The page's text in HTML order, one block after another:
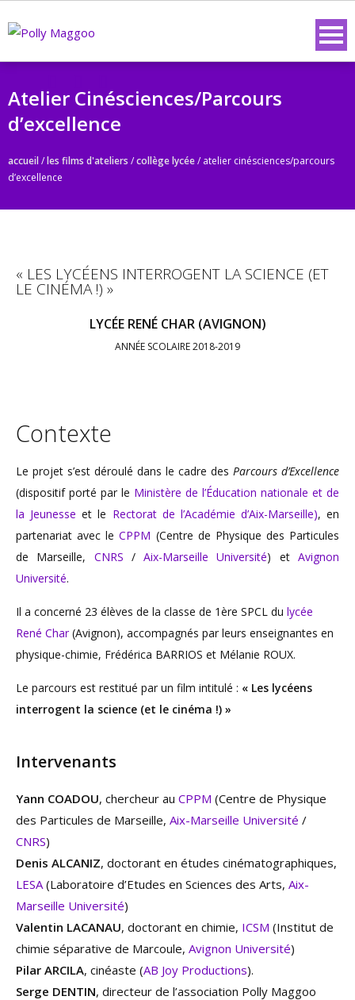
Atelier Cinésciences/Parcours
d’excellence
accueil/les films d'ateliers /collège lycée/atelier cinésciences/parcours
d’excellence
« LES LYCÉENS INTERROGENT LA SCIENCE (ET
LE CINÉMA !) »
LYCÉE RENÉ CHAR (AVIGNON)
ANNÉE SCOLAIRE 2018-2019
Contexte
Le projet s’est déroulé dans le cadre des Parcours d’Excellence
(dispositif porté par le Ministère de l’Éducation nationale et de
la Jeunesseet le Rectorat de l’Académie d’Aix-Marseille), en
partenariat avec leCPPM (Centre de Physique des Particules
de Marseille, CNRS /Aix-Marseille Université) etAvignon
Université.
Il a concerné 23 élèves de la classe de 1ère SPCL du lycée
René Char(Avignon), accompagnés par leurs enseignantes en
physique-chimie, Frédérica BARRIOS et Mélanie ROUX.
Le parcours est restitué par un film intitulé : « Les lycéens
interrogent la science (et le cinéma !) »
Intervenants
Yann COADOU, chercheur au CPPM (Centre de Physique
des Particules de Marseille, Aix-Marseille Université /
CNRS)
Denis ALCANIZ, doctorant en études cinématographiques,
LESA(Laboratoire d’Etudes en Sciences des Arts, Aix-
Marseille Université)
Valentin LACANAU, doctorant en chimie, ICSM (Institut de
chimie séparative de Marcoule, Avignon Université)
Pilar ARCILA, cinéaste (AB Joy Productions).
Serge DENTIN, directeur de l’association Polly Maggoo